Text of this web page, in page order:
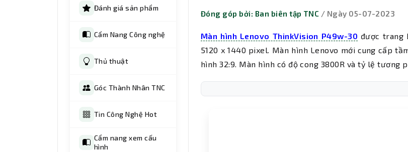
Đánh giá sản phẩm
Cẩm Nang Công nghệ
Thủ thuật
Góc Thành Nhân TNC
Tin Công Nghệ Hot
Cẩm nang xem cấu
hình
Đóng góp bởi: Ban biên tập TNC / Ngày 05-07-2023
Màn hình Lenovo ThinkVision P49w-30 được trang
5120 x 1440 pixel. Màn hình Lenovo mới cung cấp
hình 32:9. Màn hình có độ cong 3800R và tỷ lệ tương